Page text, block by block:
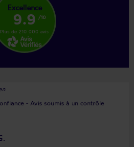
Excellence
9.9 /10
Plus de 210 000 avis
- Avis soumis à un contrôle